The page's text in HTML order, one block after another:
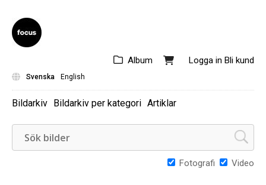
Logga in Bli kund
Album
Svenska English
Bildarkiv Bildarkiv per kategori Artiklar
Fotografi Video